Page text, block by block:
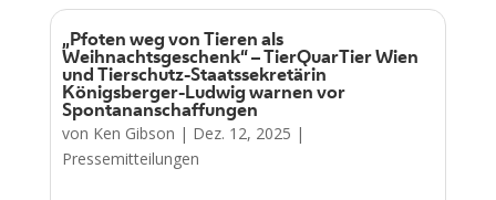
„Pfoten weg von Tieren als
Weihnachtsgeschenk“ – TierQuarTier Wien
und Tierschutz-Staatssekretärin
Königsberger-Ludwig warnen vor
Spontananschaffungen
von Ken Gibson | Dez. 12, 2025 |
Pressemitteilungen